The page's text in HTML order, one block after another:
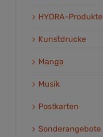
HYDRA-Produkte
Kunstdrucke
Manga
Musik
Postkarten
Sonderangebote